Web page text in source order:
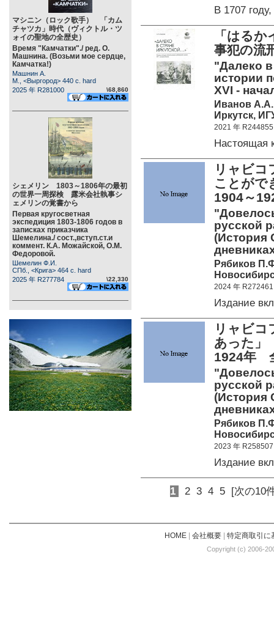
マシニン（ロック歌手） 「カム
チャツカ」時代（ヴィクトル・ツ
ォイの聖地の全歴史）
Время "Камчатки"./ ред. О.
Машнина. (Возьми мое сердце,
Камчатка!)
Машнин А.
М., <Выргород> 440 c. hard
2025 年 R281000
\68,860
シェメリン 1803～1806年の最初
の世界一周探検 露米会社執事シ
ェメリンの覚書から
Первая кругосветная
экспедиция 1803-1806 годов в
записках приказчика
Шемелина./ сост.,вступ.ст.и
коммент. К.А. Можайской, О.М.
Федоровой.
Шемелин Ф.И.
СПб., <Крига> 464 c. hard
2025 年 R277784
\22,330
В 1707
「はる
事犯の流
"Далеко
истории
XVI -
Иванов А.А.
Иркутск,
2021 年 R244855
Настоящая
リャビ
ことが
1904～
русской
(История
Рябиков
2024 年 R272461
Издание
リャビ
あった
1924年
русской
(История
Рябиков
2023 年 R258507
Издание
1 2 3 4 5 [次の10
HOME| 会社概要| 特定商取引に
Copyright (c) 2006-